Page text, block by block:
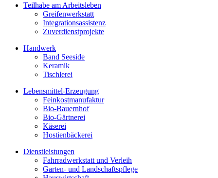
Teilhabe am Arbeitsleben
Greifenwerkstatt
Integrationsassistenz
Zuverdienstprojekte
Handwerk
Band Seeside
Keramik
Tischlerei
Lebensmittel-Erzeugung
Feinkostmanufaktur
Bio-Bauernhof
Bio-Gärtnerei
Käserei
Hostienbäckerei
Dienstleistungen
Fahrradwerkstatt und Verleih
Garten- und Landschaftspflege